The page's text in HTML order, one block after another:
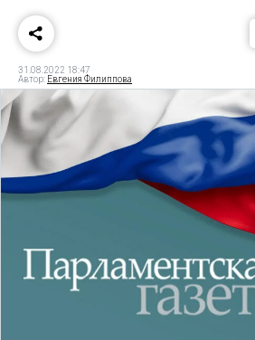
31.08.2022 18:47
Автор: Евгения Филиппова